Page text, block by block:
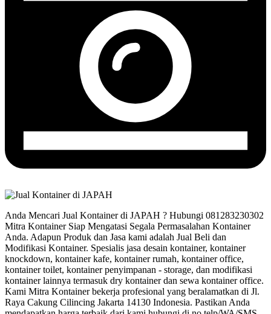
Anda Mencari Jual Kontainer di JAPAH ? Hubungi 081283230302
Mitra Kontainer Siap Mengatasi Segala Permasalahan Kontainer
Anda. Adapun Produk dan Jasa kami adalah Jual Beli dan
Modifikasi Kontainer. Spesialis jasa desain kontainer, kontainer
knockdown, kontainer kafe, kontainer rumah, kontainer office,
kontainer toilet, kontainer penyimpanan - storage, dan modifikasi
kontainer lainnya termasuk dry kontainer dan sewa kontainer office.
Kami Mitra Kontainer bekerja profesional yang beralamatkan di Jl.
Raya Cakung Cilincing Jakarta 14130 Indonesia. Pastikan Anda